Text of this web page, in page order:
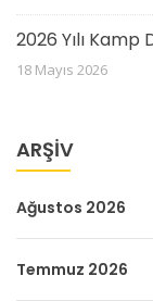
2026 Yılı
18 Mayıs 2026
ARŞIV
Ağustos 2026
Temmuz 2026